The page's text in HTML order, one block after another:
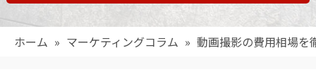
ホーム » マーケティングコラム » 動画撮影の費用相場を